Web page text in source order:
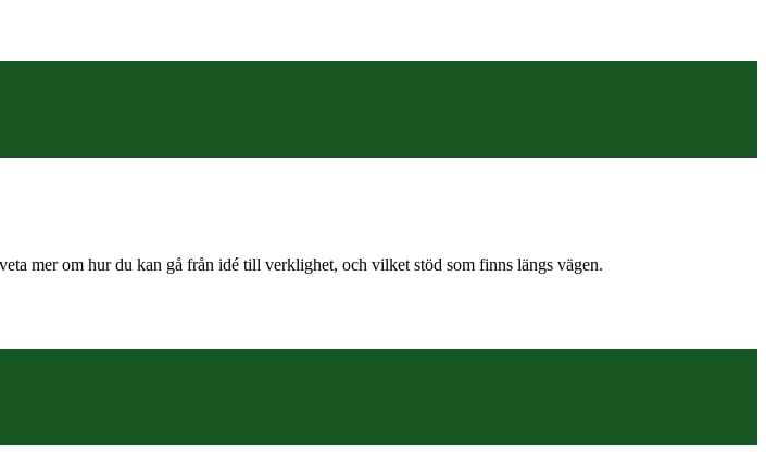
mer om hur du kan gå från idé till verklighet, och vilket stöd som finns längs vägen.